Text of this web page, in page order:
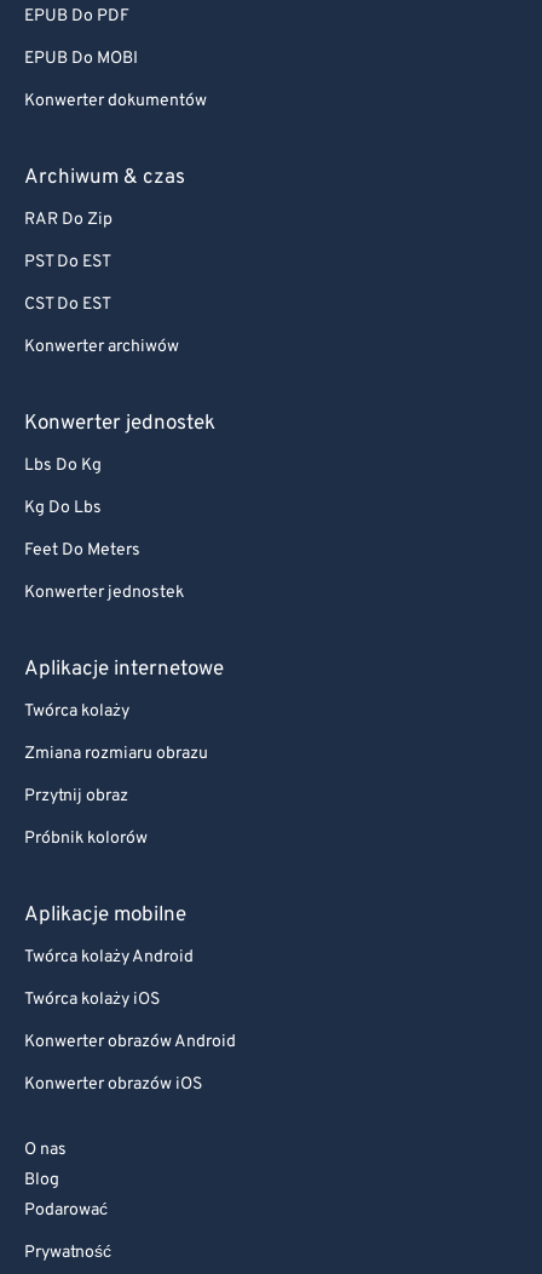
EPUB Do PDF
EPUB Do MOBI
Konwerter dokumentów
Archiwum & czas
RAR Do Zip
PST Do EST
CST Do EST
Konwerter archiwów
Konwerter jednostek
Lbs Do Kg
Kg Do Lbs
Feet Do Meters
Konwerter jednostek
Aplikacje internetowe
Twórca kolaży
Zmiana rozmiaru obrazu
Przytnij obraz
Próbnik kolorów
Aplikacje mobilne
Twórca kolaży Android
Twórca kolaży iOS
Konwerter obrazów Android
Konwerter obrazów iOS
O nas
Blog
Podarować
Prywatność